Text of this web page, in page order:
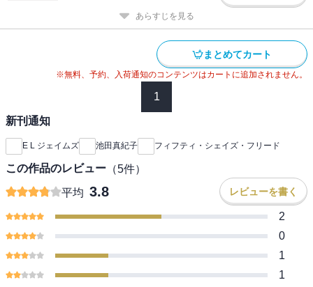
あらすじを見る
まとめてカート
※無料、予約、入荷通知のコンテンツはカートに追加されません。
1
新刊通知
E L ジェイムズ 池田真紀子 フィフティ・シェイズ・フリード
この作品のレビュー （5件）
平均 3.8 レビューを書く
2
0
1
1